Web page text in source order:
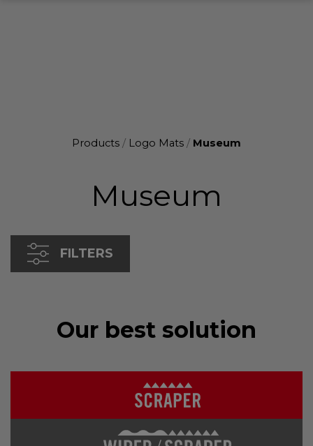
Products / Logo Mats / Museum
Museum
FILTERS
Our best solution